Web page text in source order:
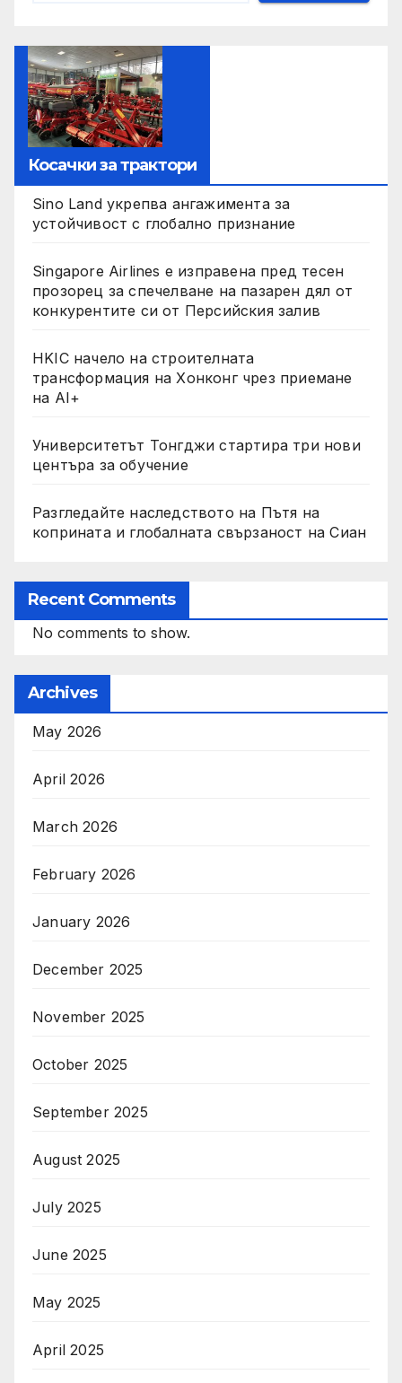
Косачки за трактори
Sino Land укрепва ангажимента за
устойчивост с глобално признание
Singapore Airlines е изправена пред тесен
прозорец за спечелване на пазарен дял от
конкурентите си от Персийския залив
HKIC начело на строителната
трансформация на Хонконг чрез приемане
на AI+
Университетът Тонгджи стартира три нови
центъра за обучение
Разгледайте наследството на Пътя на
коприната и глобалната свързаност на Сиан
Recent Comments
No comments to show.
Archives
May 2026
April 2026
March 2026
February 2026
January 2026
December 2025
November 2025
October 2025
September 2025
August 2025
July 2025
June 2025
May 2025
April 2025